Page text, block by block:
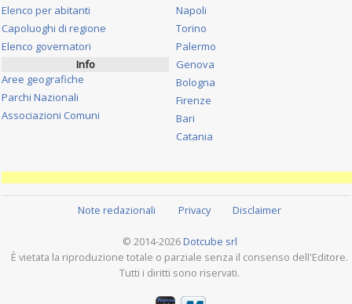
Elenco per abitanti
Capoluoghi di regione
Elenco governatori
Info
Aree geografiche
Parchi Nazionali
Associazioni Comuni
Napoli
Torino
Palermo
Genova
Bologna
Firenze
Bari
Catania
Note redazionali Privacy Disclaimer
© 2014-2026 Dotcube srl
È vietata la riproduzione totale o parziale senza il consenso dell'Editore.
Tutti i diritti sono riservati.